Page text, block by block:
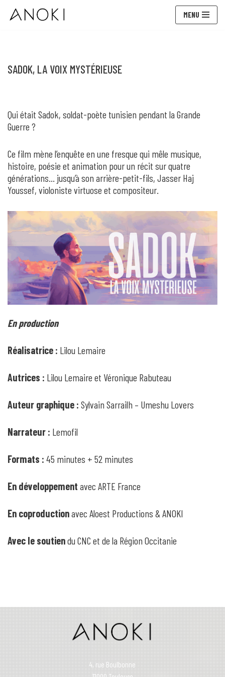
MENU
SADOK, LA VOIX MYSTÉRIEUSE
Qui était Sadok, soldat-poète tunisien pendant la Grande
Guerre ?
Ce film mène l’enquête en une fresque qui mêle musique,
histoire, poésie et animation pour un récit sur quatre
générations… jusqu’à son arrière-petit-fils, Jasser Haj
Youssef, violoniste virtuose et compositeur.
En production
Réalisatrice : Lilou Lemaire
Autrices : Lilou Lemaire et Véronique Rabuteau
Auteur graphique : Sylvain Sarrailh – Umeshu Lovers
Narrateur : Lemofil
Formats : 45 minutes + 52 minutes
En développement avec ARTE France
En coproductionavec Aloest Productions & ANOKI
Avec le soutiendu CNC et de la Région Occitanie
4, rue Boulbonne